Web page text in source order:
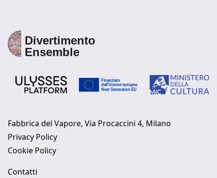
Fabbrica del Vapore, Via Procaccini 4, Milano
Privacy Policy
Cookie Policy
Contatti